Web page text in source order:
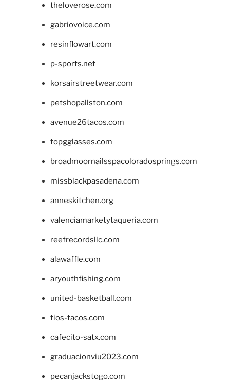
theloverose.com
gabriovoice.com
resinflowart.com
p-sports.net
korsairstreetwear.com
petshopallston.com
avenue26tacos.com
topgglasses.com
broadmoornailsspacoloradosprings.com
missblackpasadena.com
anneskitchen.org
valenciamarketytaqueria.com
reefrecordsllc.com
alawaffle.com
aryouthfishing.com
united-basketball.com
tios-tacos.com
cafecito-satx.com
graduacionviu2023.com
pecanjackstogo.com